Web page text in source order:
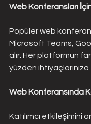
Web Konferansları
Popüler web
Microsoft Teams,
alır. Her platformun
yüzden
Web Konferansında
Katılımcı etkileşimini